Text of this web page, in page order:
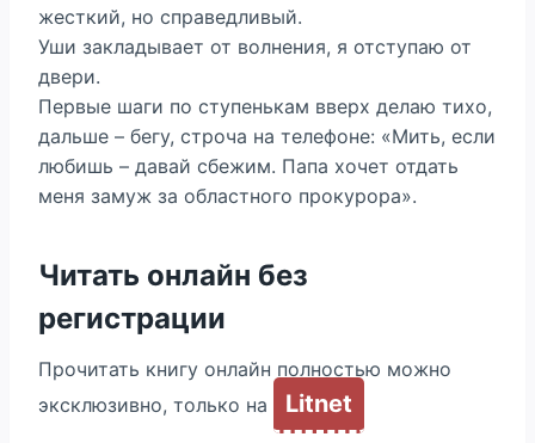
жесткий, но справедливый.
Уши закладывает от волнения, я отступаю от
двери.
Первые шаги по ступенькам вверх делаю тихо,
дальше – бегу, строча на телефоне: «Мить, если
любишь – давай сбежим. Папа хочет отдать
меня замуж за областного прокурора».
Читать онлайн без
регистрации
Прочитать книгу онлайн полностью можно
эксклюзивно, только на
Litnet